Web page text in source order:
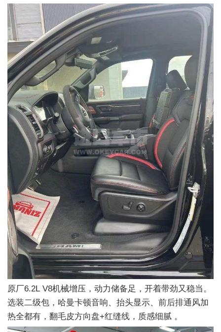
原厂6.2L V8机械增压，动力储备足，开着带劲又稳当。
选装二级包，哈曼卡顿音响、抬头显示、前后排通风加
热全都有，翻毛皮方向盘+红缝线，质感细腻 。